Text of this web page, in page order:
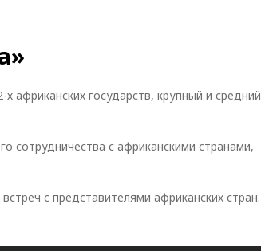
африканских государств, крупный и средний
сотрудничества с африканскими странами,
с представителями африканских стран.